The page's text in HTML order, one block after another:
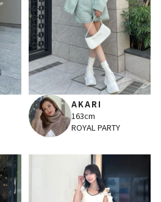
AKARI
163cm
ROYAL PARTY